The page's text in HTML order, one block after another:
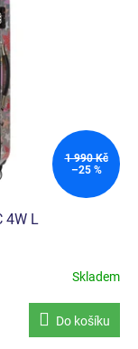
1 990 Kč
–25 %
4W L
Skladem
Do košíku